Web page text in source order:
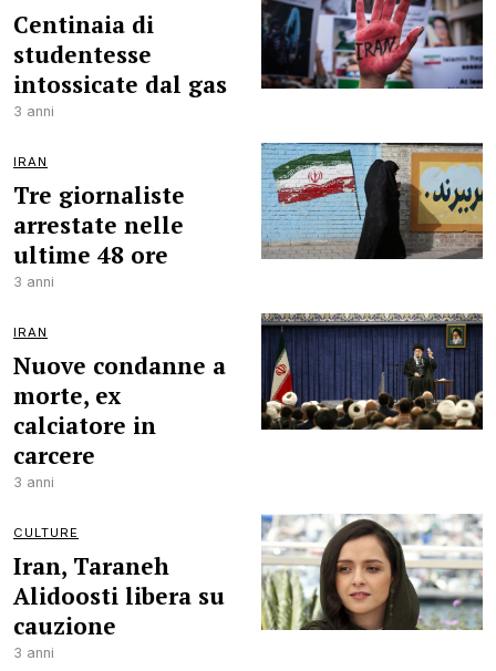
Centinaia di
studentesse
intossicate dal gas
3 anni
IRAN
Tre giornaliste
arrestate nelle
ultime 48 ore
3 anni
IRAN
Nuove condanne a
morte, ex
calciatore in
carcere
3 anni
CULTURE
Iran, Taraneh
Alidoosti libera su
cauzione
3 anni